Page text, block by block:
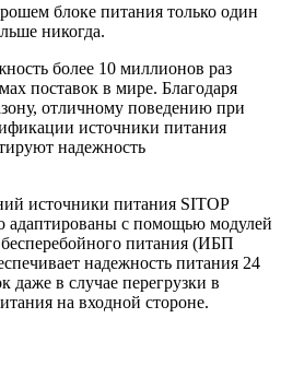
блоке питания только один
никогда.
более 10 миллионов раз
поставок в мире. Благодаря
отличному поведению при
источники питания
надежность
источники питания SITOP
адаптированы с помощью модулей
питания (ИБП
надежность питания 24
в случае перегрузки в
на входной стороне.